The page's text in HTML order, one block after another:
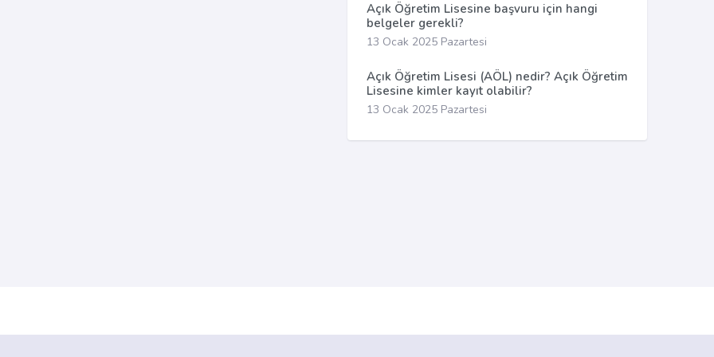
Açık Öğretim Lisesine başvuru için hangi
belgeler gerekli?
13 Ocak 2025 Pazartesi
Açık Öğretim Lisesi (AÖL) nedir? Açık Öğretim
Lisesine kimler kayıt olabilir?
13 Ocak 2025 Pazartesi